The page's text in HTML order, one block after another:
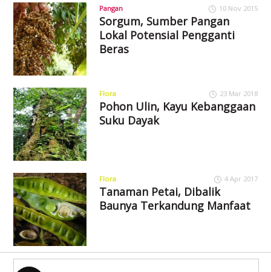
Pangan 10 Nov 2015
Sorgum, Sumber Pangan
Lokal Potensial Pengganti
Beras
Flora 23 Mar 2018
Pohon Ulin, Kayu Kebanggaan
Suku Dayak
Flora 4 Apr 2017
Tanaman Petai, Dibalik
Baunya Terkandung Manfaat